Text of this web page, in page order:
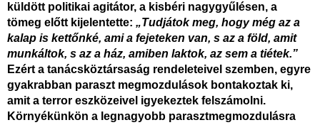
küldött politikai agitátor, a kisbéri nagygyűlésen, a
tömeg előtt kijelentette: „Tudjátok meg, hogy még az a
kalap is kettőnké, ami a fejeteken van, s az a föld, amit
munkáltok, s az a ház, amiben laktok, az sem a tiétek.”
Ezért a tanácsköztársaság rendeleteivel szemben, egyre
gyakrabban paraszt megmozdulások bontakoztak ki,
amit a terror eszközeivel igyekeztek felszámolni.
Környékünkön a legnagyobb parasztmegmozdulásra